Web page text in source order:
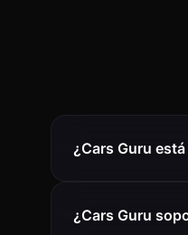
¿Cars Guru
¿Cars Guru